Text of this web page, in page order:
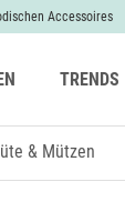
Accessoires
TRENDS
& Mützen